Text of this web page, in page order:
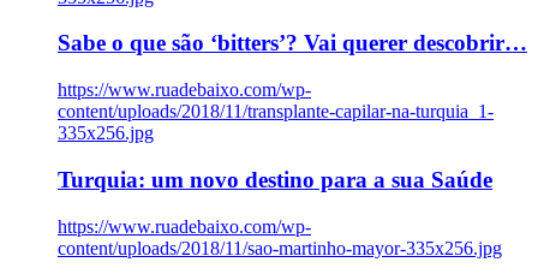
Sabe o que são ‘bitters’? Vai querer descobrir…
https://www.ruadebaixo.com/wp-
content/uploads/2018/11/transplante-capilar-na-turquia_1-
335x256.jpg
Turquia: um novo destino para a sua Saúde
https://www.ruadebaixo.com/wp-
content/uploads/2018/11/sao-martinho-mayor-335x256.jpg